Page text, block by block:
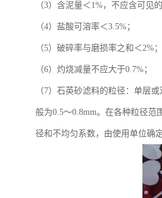
（3）含泥量＜1%，不应含可见
（4）盐酸可溶率＜3.5%；
（5）破碎率与磨损率之和＜2%；
（6）灼烧减量不应大于0.7%；
（7）石英砂滤料的粒径：单层
般为0.5～0.8mm。在各种粒径
径和不均匀系数，由使用单位确定